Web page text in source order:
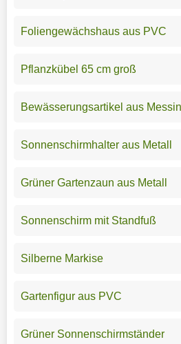
Foliengewächshaus aus PVC
Pflanzkübel 65 cm groß
Bewässerungsartikel aus
Sonnenschirmhalter aus Metall
Grüner Gartenzaun aus Metall
Sonnenschirm mit Standfuß
Silberne Markise
Gartenfigur aus PVC
Grüner Sonnenschirmständer